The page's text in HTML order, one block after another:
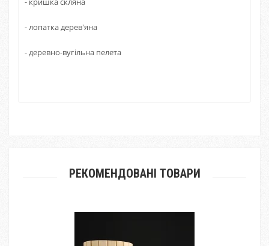
- лопатка дерев'яна
- деревно-вугільна пелета
РЕКОМЕНДОВАНІ ТОВАРИ